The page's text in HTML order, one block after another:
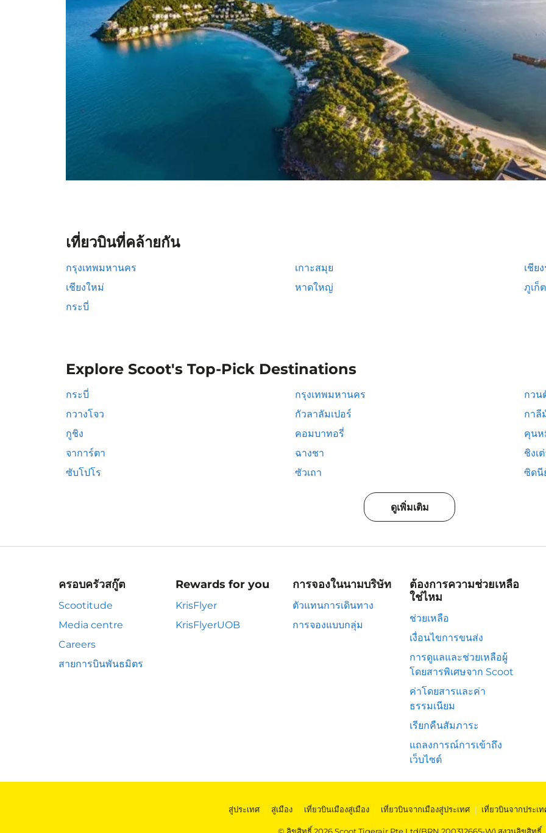
เที่ยวบินที่คล้ายกัน
กรุงเทพมหานคร เกาะสมุย
เชีย
เชียงใหม่
หาดใหญ่
ภูเก็ต
กระบี่
Explore Scoot's Top-Pick Destinations
กระบี่ กรุงเทพมหานคร
กวน
กวางโจว
กัวลาลัมเปอร์
กาลี
กูชิง
คอมบาทอรี่
คุนห
จาการ์ตา
ฉางชา
ชิงเ
ซับโปโร
ซัวเถา ซิดนี
ดูเพิ่มเติม
ครอบครัวสกู๊ต
Scootitude
Media centre
Careers
สายการบินพันธมิตร
Rewards for you
KrisFlyer
KrisFlyerUOB
การจองในนามบริษัท
ตัวแทนการเดินทาง
การจองแบบกลุ่ม
ต้องการความช่วยเหลือ
ใช่ไหม
ช่วยเหลือ
เงื่อนไขการขนส่ง
การดูแลและช่วยเหลือผู้
โดยสารพิเศษจาก Scoot
ค่าโดยสารและค่า
ธรรมเนียม
เรียกคืนสัมภาระ
แถลงการณ์การเข้าถึง
เว็บไซต์
สู่ประเทศ | สู่เมือง | เที่ยวบินเมืองสู่เมือง | เที่ยวบินจากเมืองสู่ประเทศ | เที่ยวบินจากประเท